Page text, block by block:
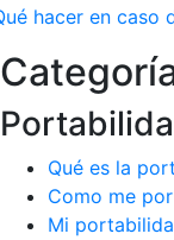
hacer en caso
Qué es la
Como me
Mi